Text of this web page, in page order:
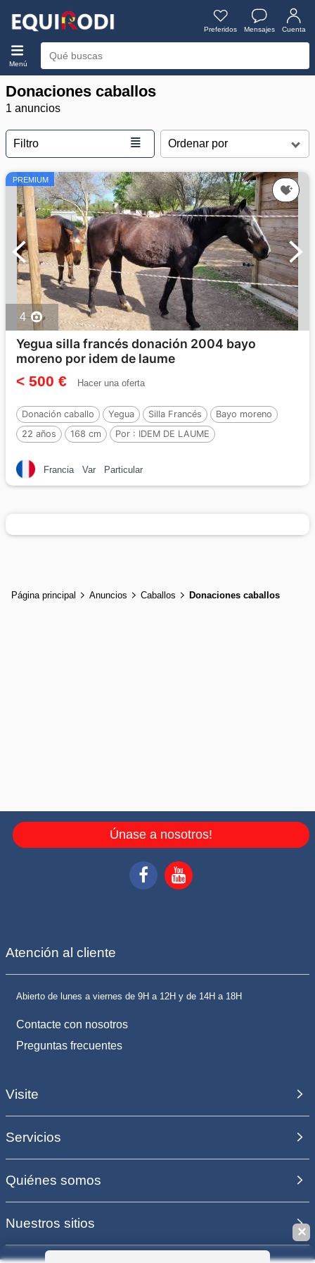
Preferidos Mensajes Cuenta
Menú
Donaciones caballos
1 anuncios
Filtro ≣
PREMIUM
4
Yegua silla francés donación 2004 bayo
moreno por idem de laume
< 500 € Hacer una oferta
Donación caballo Yegua Silla Francés
Bayo moreno
22 años
168 cm Por : IDEM DE LAUME
Francia Var Particular
Página principal Anuncios Caballos Donaciones caballos
Únase a nosotros!
Atención al cliente
Abierto de lunes a viernes de 9H a 12H y de 14H a 18H
Contacte con nosotros
Preguntas frecuentes
Visite
Servicios
Quiénes somos
Nuestros sitios
✕